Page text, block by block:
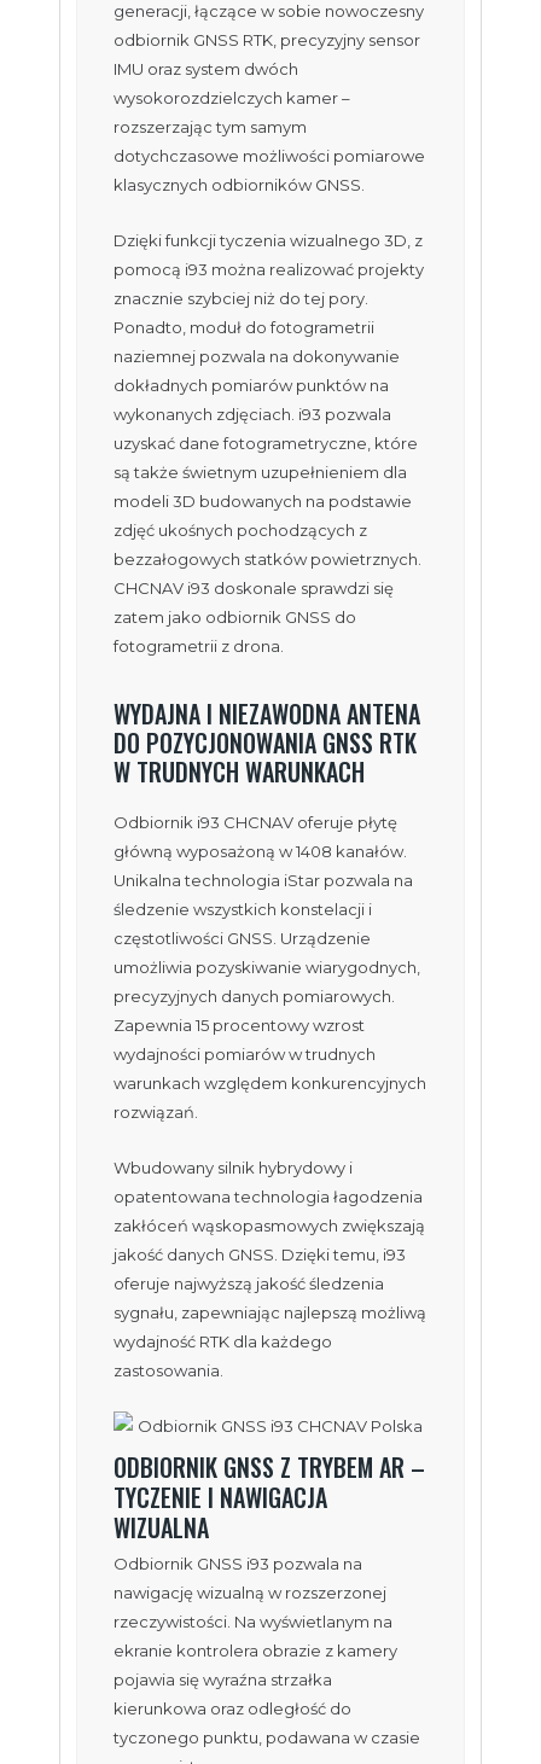
generacji, łączące w sobie nowoczesny
odbiornik GNSS RTK, precyzyjny sensor
IMU oraz system dwóch
wysokorozdzielczych kamer –
rozszerzając tym samym
dotychczasowe możliwości pomiarowe
klasycznych odbiorników GNSS.
Dzięki funkcji tyczenia wizualnego 3D, z
pomocą i93 można realizować projekty
znacznie szybciej niż do tej pory.
Ponadto, moduł do fotogrametrii
naziemnej pozwala na dokonywanie
dokładnych pomiarów punktów na
wykonanych zdjęciach. i93 pozwala
uzyskać dane fotogrametryczne, które
są także świetnym uzupełnieniem dla
modeli 3D budowanych na podstawie
zdjęć ukośnych pochodzących z
bezzałogowych statków powietrznych.
CHCNAV i93 doskonale sprawdzi się
zatem jako odbiornik GNSS do
fotogrametrii z drona.
WYDAJNA I NIEZAWODNA ANTENA
DO POZYCJONOWANIA GNSS RTK
W TRUDNYCH WARUNKACH
Odbiornik i93 CHCNAV oferuje płytę
główną wyposażoną w 1408 kanałów.
Unikalna technologia iStar pozwala na
śledzenie wszystkich konstelacji i
częstotliwości GNSS. Urządzenie
umożliwia pozyskiwanie wiarygodnych,
precyzyjnych danych pomiarowych.
Zapewnia 15 procentowy wzrost
wydajności pomiarów w trudnych
warunkach względem konkurencyjnych
rozwiązań.
Wbudowany silnik hybrydowy i
opatentowana technologia łagodzenia
zakłóceń wąskopasmowych zwiększają
jakość danych GNSS. Dzięki temu, i93
oferuje najwyższą jakość śledzenia
sygnału, zapewniając najlepszą możliwą
wydajność RTK dla każdego
zastosowania.
ODBIORNIK GNSS Z TRYBEM AR –
TYCZENIE I NAWIGACJA
WIZUALNA
Odbiornik GNSS i93 pozwala na
nawigację wizualną w rozszerzonej
rzeczywistości. Na wyświetlanym na
ekranie kontrolera obrazie z kamery
pojawia się wyraźna strzałka
kierunkowa oraz odległość do
tyczonego punktu, podawana w czasie